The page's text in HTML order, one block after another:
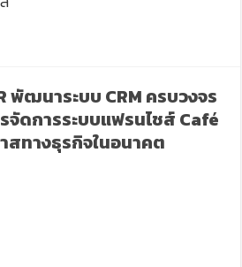
พัฒนาระบบ CRM ครบวงจร
จัดการระบบแฟรนไชส์ Café
สทางธุรกิจในอนาคต